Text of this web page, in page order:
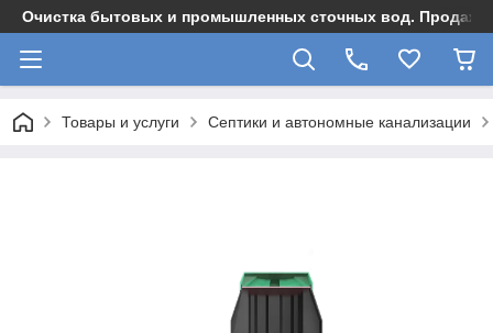
Очистка бытовых и промышленных сточных вод.
Товары и услуги Септики и автономные канализации